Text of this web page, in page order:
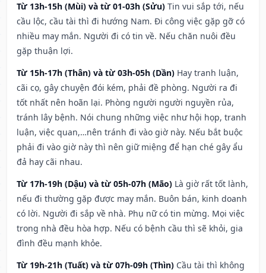
Từ 13h-15h (Mùi) và từ 01-03h (Sửu) Tin vui sắp tới, nếu
cầu lộc, cầu tài thì đi hướng Nam. Đi công việc gặp gỡ có
nhiều may mắn. Người đi có tin về. Nếu chăn nuôi đều
gặp thuận lợi.
Từ 15h-17h (Thân) và từ 03h-05h (Dần) Hay tranh luận,
cãi cọ, gây chuyện đói kém, phải đề phòng. Người ra đi
tốt nhất nên hoãn lại. Phòng người người nguyền rủa,
tránh lây bệnh. Nói chung những việc như hội họp, tranh
luận, việc quan,…nên tránh đi vào giờ này. Nếu bắt buộc
phải đi vào giờ này thì nên giữ miệng để hạn ché gây ẩu
đả hay cãi nhau.
Từ 17h-19h (Dậu) và từ 05h-07h (Mão) Là giờ rất tốt lành,
nếu đi thường gặp được may mắn. Buôn bán, kinh doanh
có lời. Người đi sắp về nhà. Phụ nữ có tin mừng. Mọi việc
trong nhà đều hòa hợp. Nếu có bệnh cầu thì sẽ khỏi, gia
đình đều mạnh khỏe.
Từ 19h-21h (Tuất) và từ 07h-09h (Thìn) Cầu tài thì không